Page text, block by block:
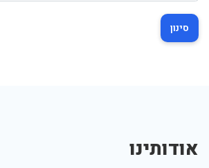
סינון
אודותינו